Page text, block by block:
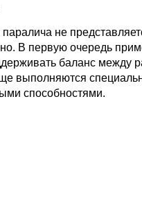
не
В первую очередь
баланс между
выполняются
способностями.